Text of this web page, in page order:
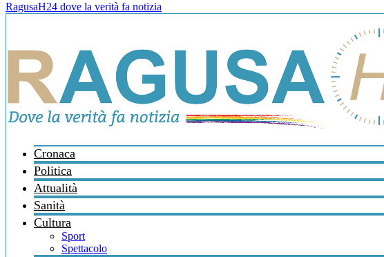
RagusaH24 dove la verità fa notizia
Cronaca
Politica
Attualità
Sanità
Cultura
Sport
Spettacolo